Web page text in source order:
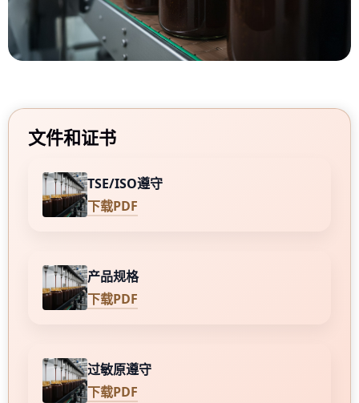
文件和证书
TSE/ISO遵守
下载PDF
产品规格
下载PDF
过敏原遵守
下载PDF